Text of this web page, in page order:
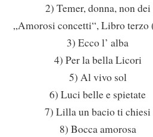
2) Temer, donna, non dei
„Amorosi concetti“, Libro terzo
3) Ecco l’ alba
4) Per la bella Licori
5) Al vivo sol
6) Luci belle e spietate
7) Lilla un bacio ti chiesi
8) Bocca amorosa